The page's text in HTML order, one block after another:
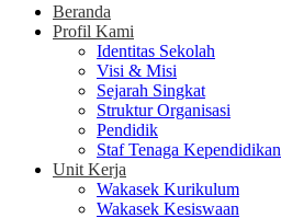
Beranda
Profil Kami
Identitas Sekolah
Visi & Misi
Sejarah Singkat
Struktur Organisasi
Pendidik
Staf Tenaga Kependidikan
Unit Kerja
Wakasek Kurikulum
Wakasek Kesiswaan